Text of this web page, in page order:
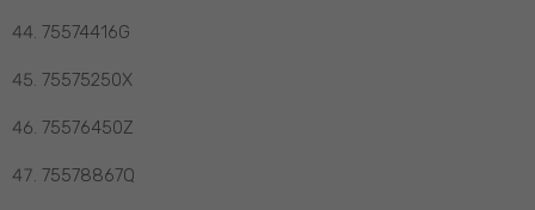
75574416G
75575250X
75576450Z
75578867Q